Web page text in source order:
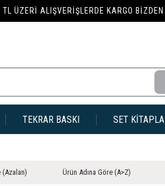
TL ÜZERI ALIŞVERIŞLERDE KARGO BIZDEN
TEKRAR BASKI SET
(Azalan) Ürün Adına Göre (A>Z)